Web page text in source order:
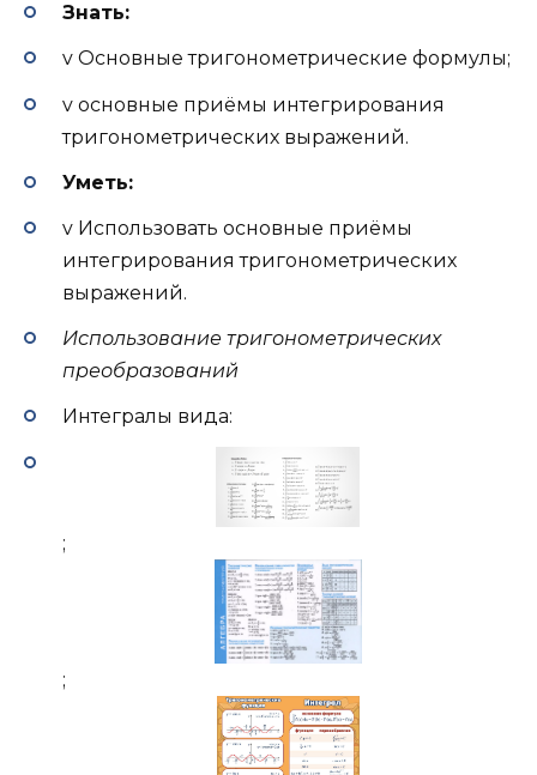
Знать:
v Основные тригонометрические формулы;
v основные приёмы интегрирования
тригонометрических выражений.
Уметь:
v Использовать основные приёмы
интегрирования тригонометрических
выражений.
Использование тригонометрических
преобразований
Интегралы вида:
;
;